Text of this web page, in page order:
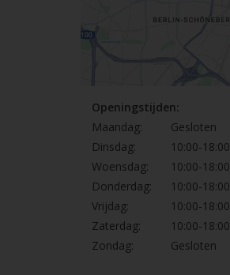
Openingstijden:
Maandag:
Gesloten
Dinsdag:
10:00-18:00
Woensdag:
10:00-18:00
Donderdag:
10:00-18:00
Vrijdag:
10:00-18:00
Zaterdag:
10:00-18:00
Zondag:
Gesloten